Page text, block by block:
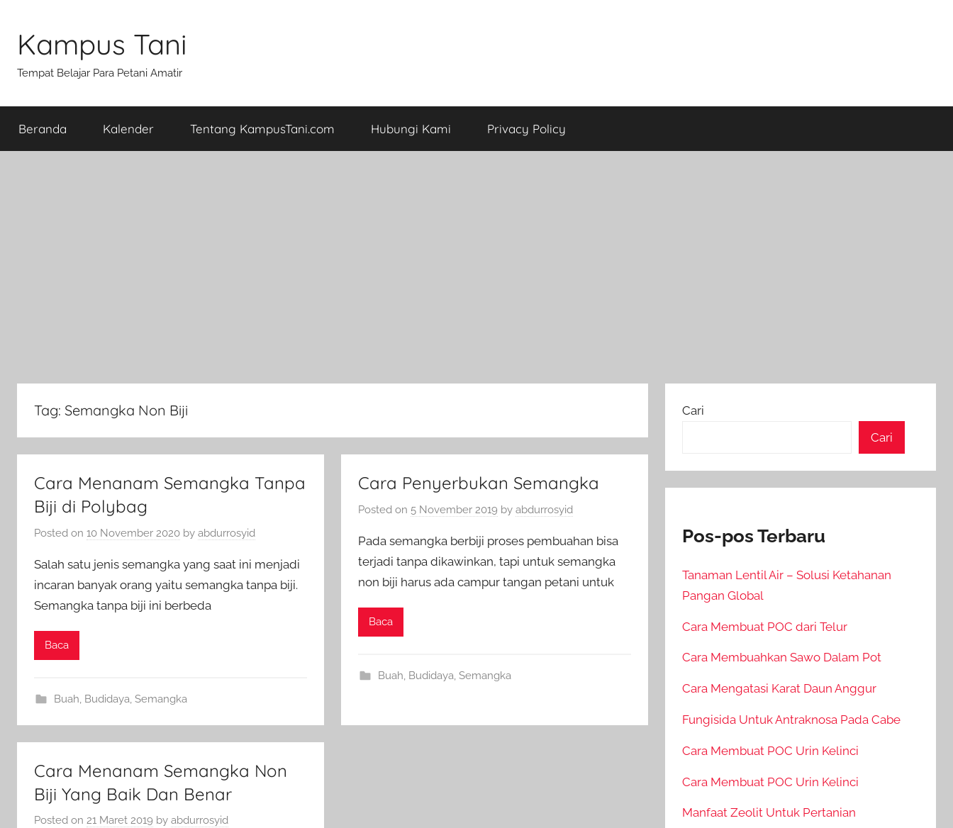
content
Kampus Tani
Tempat Belajar Para Petani Amatir
Beranda Kalender Tentang KampusTani.com Hubungi Kami Privacy Policy
Tag: Semangka Non Biji
Cara Menanam Semangka Tanpa
Biji di Polybag
Posted on 10 November 2020 by abdurrosyid
Salah satu jenis semangka yang saat ini menjadi
incaran banyak orang yaitu semangka tanpa biji.
Semangka tanpa biji ini berbeda
Baca
Buah, Budidaya, Semangka
Cara Penyerbukan Semangka
Posted on 5 November 2019 byabdurrosyid
Pada semangka berbiji proses pembuahan bisa
terjadi tanpa dikawinkan, tapi untuk semangka
non biji harus ada campur tangan petani untuk
Baca
Buah, Budidaya, Semangka
Cara Menanam Semangka Non
Biji Yang Baik Dan Benar
Posted on 21 Maret 2019 by abdurrosyid
Cari
Cari
Pos-pos Terbaru
Tanaman Lentil Air – Solusi Ketahanan
Pangan Global
Cara Membuat POC dari Telur
Cara Membuahkan Sawo Dalam Pot
Cara Mengatasi Karat Daun Anggur
Fungisida Untuk Antraknosa Pada Cabe
Cara Membuat POC Urin Kelinci
Cara Membuat POC Urin Kelinci
Manfaat Zeolit Untuk Pertanian